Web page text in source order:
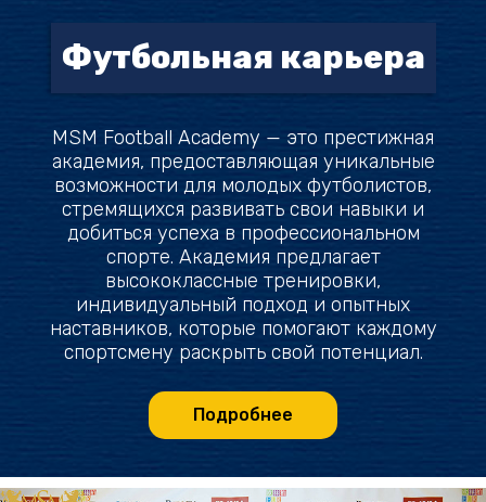
Футбольная карьера
MSM Football Academy — это престижная
академия, предоставляющая уникальные
возможности для молодых футболистов,
стремящихся развивать свои навыки и
добиться успеха в профессиональном
спорте. Академия предлагает
высококлассные тренировки,
индивидуальный подход и опытных
наставников, которые помогают каждому
спортсмену раскрыть свой потенциал.
Подробнее